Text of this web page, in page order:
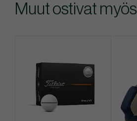
Muut ostivat myös